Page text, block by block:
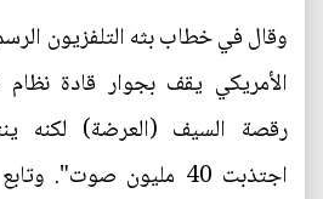
وقال في خطاب بثه التلفزيون
الأمريكي يقف بجوار قادة
رقصة السيف (العرضة) لكنه
اجتذبت 40 مليون